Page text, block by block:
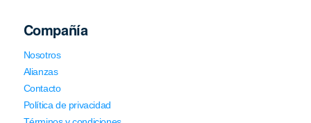
Compañía
Nosotros
Alianzas
Contacto
Política de privacidad